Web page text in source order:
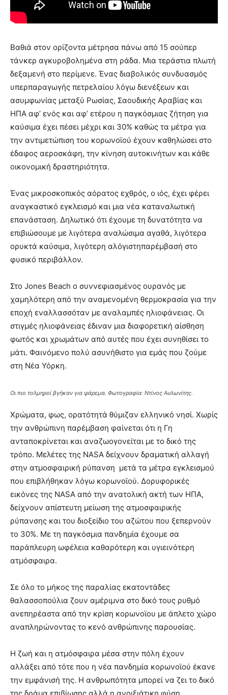
Βαθιά στον ορίζοντα μέτρησα πάνω από 15 σούπερ
τάνκερ αγκυροβολημένα στη ράδα. Μια τεράστια πλωτή
δεξαμενή στο περίμενε. Ένας διαβολικός συνδυασμός
υπερπαραγωγής πετρελαίου λόγω διενέξεων και
ασυμφωνίας μεταξύ Ρωσίας, Σαουδικής Αραβίας και
ΗΠΑ αφ’ ενός και αφ’ ετέρου η παγκόσμιας ζήτηση για
καύσιμα έχει πέσει μέχρι και 30% καθώς τα μέτρα για
την αντιμετώπιση του κορωνοϊού έχουν καθηλώσει στο
έδαφος αεροσκάφη, την κίνηση αυτοκινήτων και κάθε
οικονομική δραστηριότητα.
Ένας μικροσκοπικός αόρατος εχθρός, ο ιός, έχει φέρει
αναγκαστικό εγκλεισμό και μια νέα καταναλωτική
επανάσταση. Δηλωτικό ότι έχουμε τη δυνατότητα να
επιβιώσουμε με λιγότερα αναλώσιμα αγαθά, λιγότερα
ορυκτά καύσιμα, λιγότερη αλόγιστηπαρέμβασή στο
φυσικό περιβάλλον.
Στο Jones Beach o συννεφιασμένος ουρανός με
χαμηλότερη από την αναμενομένη θερμοκρασία για την
εποχή εναλλασσόταν με αναλαμπές ηλιοφάνειας. Οι
στιγμές ηλιοφάνειας έδιναν μια διαφορετική αίσθηση
φωτός και χρωμάτων από αυτές που έχει συνηθίσει το
μάτι. Φαινόμενο πολύ ασυνήθιστο για εμάς που ζούμε
στη Νέα Υόρκη.
Οι πιο τολμηροί βγήκαν για ψάρεμα. Φωτογραφία: Ντίνος Αυλωνίτης.
Χρώματα, φως, ορατότητά θύμιζαν ελληνικό νησί. Χωρίς
την ανθρώπινη παρέμβαση φαίνεται ότι η Γη
ανταποκρίνεται και αναζωογονείται με το δικό της
τρόπο. Μελέτες της NASA δείχνουν δραματική αλλαγή
στην ατμοσφαιρική ρύπανση μετά τα μέτρα εγκλεισμού
που επιβλήθηκαν λόγω κορωνοϊού. Δορυφορικές
εικόνες της NASA από την ανατολική ακτή των ΗΠΑ,
δείχνουν απίστευτη μείωση της ατμοσφαιρικής
ρύπανσης και του διοξείδιο του αζώτου που ξεπερνούν
το 30%. Με τη παγκόσμια πανδημία έχουμε σα
παράπλευρη ωφέλεια καθαρότερη και υγιεινότερη
ατμόσφαιρα.
Σε όλο το μήκος της παραλίας εκατοντάδες
θαλασσοπούλια ζουν αμέριμνα στο δικό τους ρυθμό
ανεπηρέαστα από την κρίση κορωνοϊου με άπλετο χώρο
αναπληρώνοντας το κενό ανθρώπινης παρουσίας.
Η ζωή και η ατμόσφαιρα μέσα στην πόλη έχουν
αλλάξει από τότε που η νέα πανδημία κορωνοϊού έκανε
την εμφάνισή της. Η ανθρωπότητα μπορεί να ζει το δικό
της δράμα επιβίωσης αλλά η ανοιξιάτικη φύση